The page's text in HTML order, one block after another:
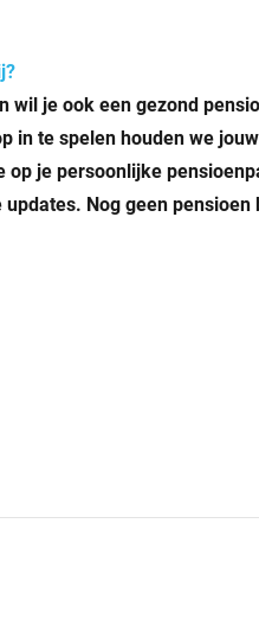
wil je ook een gezond
in te spelen houden we
op je persoonlijke
Nog geen